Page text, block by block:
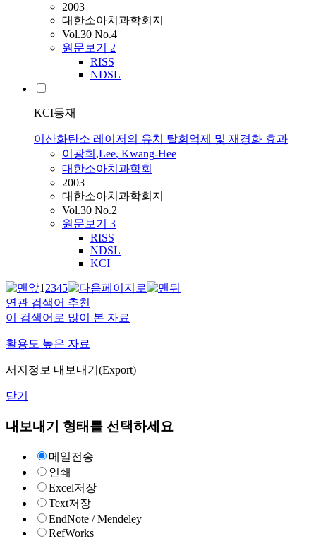
2003
대한소아치과학회지
Vol.30 No.4
원문보기 2
RISS
NDSL
KCI등재
이산화탄소 레이저의 유치 탈회억제 및 재경화 효과
이광희 ,Lee, Kwang-Hee
대한소아치과학회
2003
대한소아치과학회지
Vol.30 No.2
원문보기 3
RISS
NDSL
KCI
12345
연관 검색어 추천
이 검색어로 많이 본 자료
활용도 높은 자료
서지정보 내보내기(Export)
닫기
내보내기 형태를 선택하세요
메일전송
인쇄
Excel저장
Text저장
EndNote / Mendeley
RefWorks